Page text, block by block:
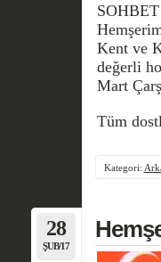
Kent ve
değerli
Mart
Tüm
Kategori:
28
ŞUB/17